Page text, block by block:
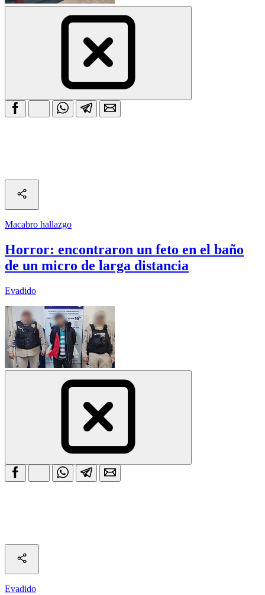
Macabro hallazgo
Horror: encontraron un feto en el baño
de un micro de larga distancia
Evadido
Evadido